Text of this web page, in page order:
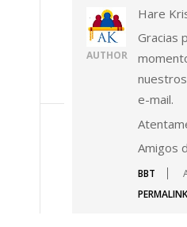
AUTHOR
Hare
Gracias
e-mail.
Amigos
BBT
PERMALINK